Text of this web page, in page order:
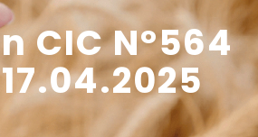
CIC N°564